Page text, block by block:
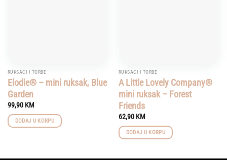
RUKSACI I TORBE
Elodie® – mini ruksak, Blue
Garden
99,90 KM
DODAJ U KORPU
RUKSACI I TORBE
A Little Lovely Company®
mini ruksak – Forest
Friends
62,90 KM
DODAJ U KORPU